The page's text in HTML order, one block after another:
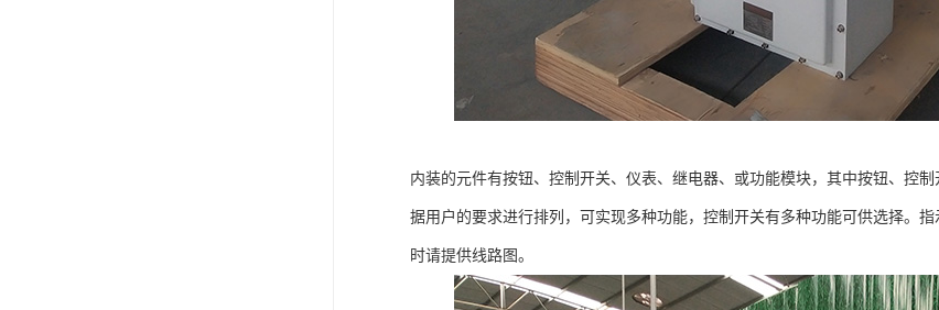
内装的元件有按钮、控制开关、仪表、继电器、或功能模块，其中按钮、控
据用户的要求进行排列，可实现多种功能，控制开关有多种功能可供选择。
时请提供线路图。